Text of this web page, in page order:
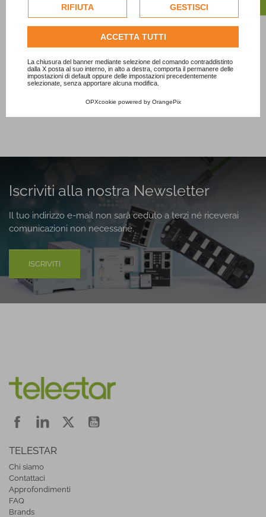
dell'utente e, se consentito, potrebbero essere utilizzati
per personalizzare gli annunci pubblicitari. Per ulteriori
informazioni su come Google utilizza i dati raccolti,
politica sulla privacy di Google
Consulta l'informativa cookie completa.
RIFIUTA GESTISCI
ACCETTA TUTTI
La chiusura del banner mediante selezione del comando contraddistinto
dalla X posta al suo interno, in alto a destra, comporta il permanere delle
impostazioni di default oppure delle impostazioni precedentemente
selezionate, senza apportare alcuna modifica.
OPXcookie powered by OrangePix
Siamo qui per aiutarti a trovare la soluzione di
automazione ideale per le tue esigenze.
CONTATTACI ORA!
Iscriviti alla nostra Newsletter
Il tuo indirizzo e-mail non sarà ceduto a terzi né riceverai
comunicazioni non necessarie.
ISCRIVITI
TELESTAR
Chi siamo
Contattaci
Approfondimenti
FAQ
Brands